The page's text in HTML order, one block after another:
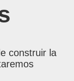
construir la